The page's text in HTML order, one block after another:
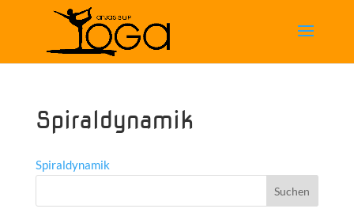
Spiraldynamik
Spiraldynamik